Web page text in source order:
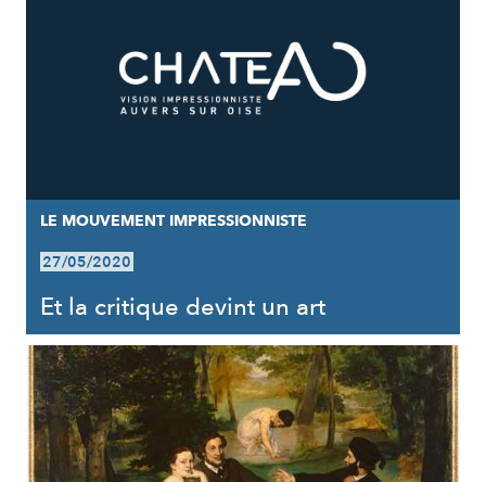
LE MOUVEMENT IMPRESSIONNISTE
27/05/2020
Et la critique devint un art